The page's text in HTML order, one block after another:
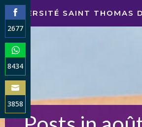
au
contenu
UNIVERSITÉ SAINT THOMAS
2677
Share
on
Facebook
8434
Share
on
WhatsApp
3858
Share